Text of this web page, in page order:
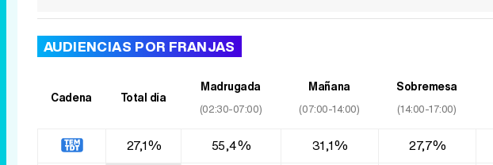
AUDIENCIAS POR FRANJAS
Cadena Total día
Madrugada
(02:30-07:00)
Mañana
(07:00-14:00)
Sobremesa
(14:00-17:00)
27,1% 55,4% 31,1% 27,7%